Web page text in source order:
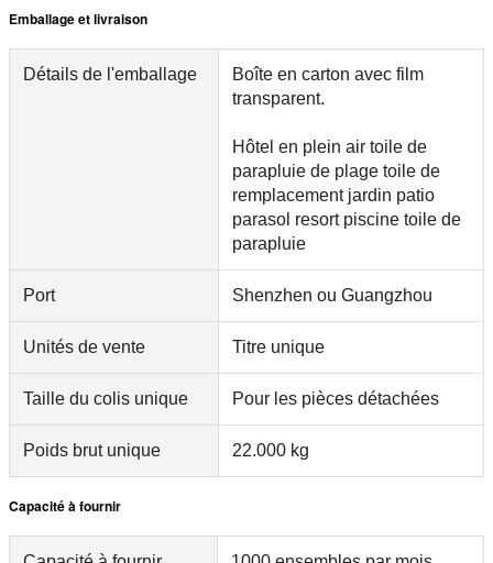
Emballage et livraison
Détails de l'emballage
Boîte en carton avec film
transparent.
Hôtel en plein air toile de
parapluie de plage toile de
remplacement jardin patio
parasol resort piscine toile de
parapluie
Port Shenzhen ou Guangzhou
Unités de vente Titre unique
Taille du colis unique Pour les pièces détachées
Poids brut unique 22.000 kg
Capacité à fournir